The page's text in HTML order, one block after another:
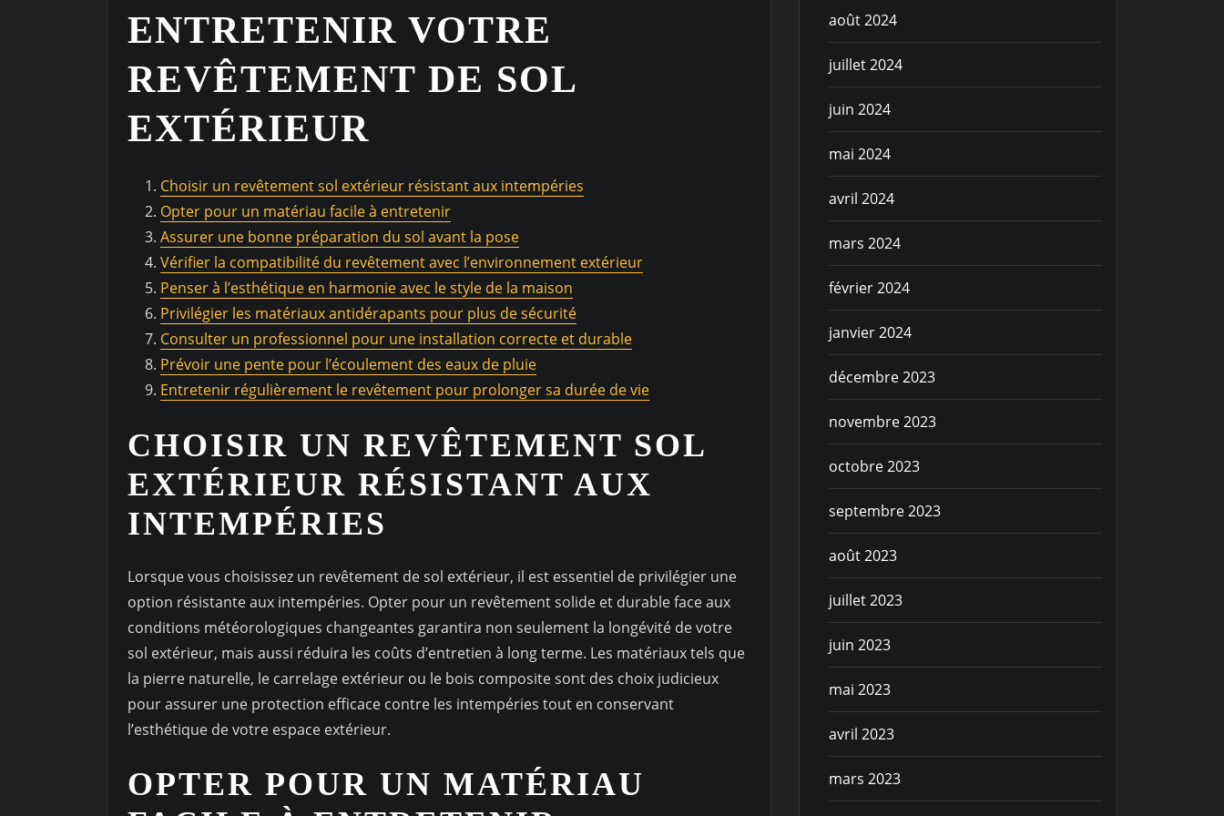
ENTRETENIR VOTRE
REVÊTEMENT DE SOL
EXTÉRIEUR
Choisir un revêtement sol extérieur résistant aux intempéries
Opter pour un matériau facile à entretenir
Assurer une bonne préparation du sol avant la pose
Vérifier la compatibilité du revêtement avec l’environnement extérieur
Penser à l’esthétique en harmonie avec le style de la maison
Privilégier les matériaux antidérapants pour plus de sécurité
Consulter un professionnel pour une installation correcte et durable
Prévoir une pente pour l’écoulement des eaux de pluie
Entretenir régulièrement le revêtement pour prolonger sa durée de vie
CHOISIR UN REVÊTEMENT SOL
EXTÉRIEUR RÉSISTANT AUX
INTEMPÉRIES
Lorsque vous choisissez un revêtement de sol extérieur, il est essentiel de privilégier une
option résistante aux intempéries. Opter pour un revêtement solide et durable face aux
conditions météorologiques changeantes garantira non seulement la longévité de votre
sol extérieur, mais aussi réduira les coûts d’entretien à long terme. Les matériaux tels que
la pierre naturelle, le carrelage extérieur ou le bois composite sont des choix judicieux
pour assurer une protection efficace contre les intempéries tout en conservant
l’esthétique de votre espace extérieur.
OPTER POUR UN MATÉRIAU
août 2024
juillet 2024
juin 2024
mai 2024
avril 2024
mars 2024
février 2024
janvier 2024
décembre 2023
novembre 2023
octobre 2023
septembre 2023
août 2023
juillet 2023
juin 2023
mai 2023
avril 2023
mars 2023